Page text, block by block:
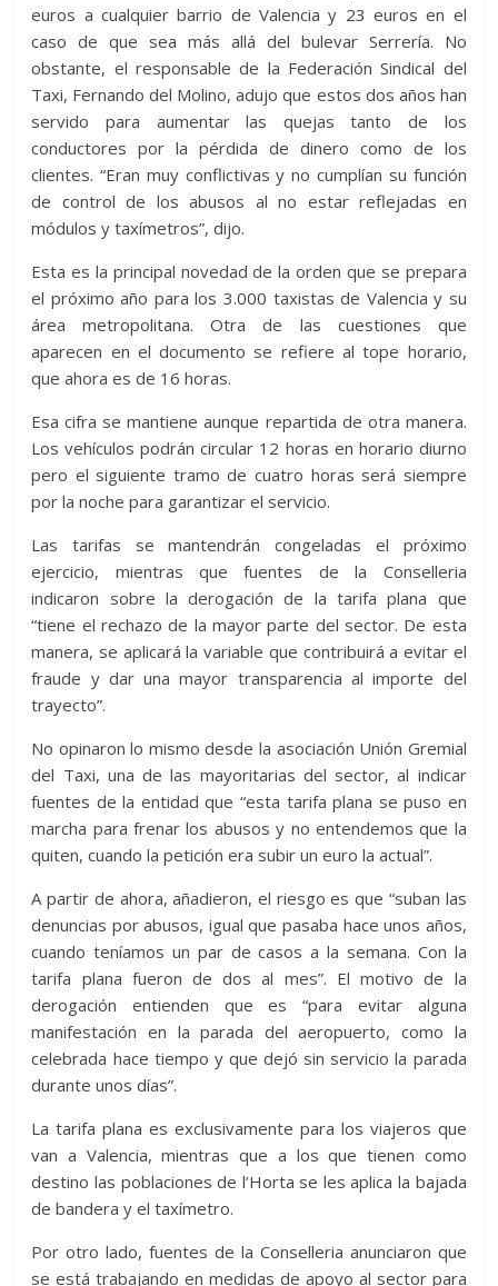
euros a cualquier barrio de Valencia y 23 euros en el
caso de que sea más allá del bulevar Serrería. No
obstante, el responsable de la Federación Sindical del
Taxi, Fernando del Molino, adujo que estos dos años han
servido para aumentar las quejas tanto de los
conductores por la pérdida de dinero como de los
clientes. “Eran muy conflictivas y no cumplían su función
de control de los abusos al no estar reflejadas en
módulos y taxímetros”, dijo.
Esta es la principal novedad de la orden que se prepara
el próximo año para los 3.000 taxistas de Valencia y su
área metropolitana. Otra de las cuestiones que
aparecen en el documento se refiere al tope horario,
que ahora es de 16 horas.
Esa cifra se mantiene aunque repartida de otra manera.
Los vehículos podrán circular 12 horas en horario diurno
pero el siguiente tramo de cuatro horas será siempre
por la noche para garantizar el servicio.
Las tarifas se mantendrán congeladas el próximo
ejercicio, mientras que fuentes de la Conselleria
indicaron sobre la derogación de la tarifa plana que
“tiene el rechazo de la mayor parte del sector. De esta
manera, se aplicará la variable que contribuirá a evitar el
fraude y dar una mayor transparencia al importe del
trayecto”.
No opinaron lo mismo desde la asociación Unión Gremial
del Taxi, una de las mayoritarias del sector, al indicar
fuentes de la entidad que “esta tarifa plana se puso en
marcha para frenar los abusos y no entendemos que la
quiten, cuando la petición era subir un euro la actual”.
A partir de ahora, añadieron, el riesgo es que “suban las
denuncias por abusos, igual que pasaba hace unos años,
cuando teníamos un par de casos a la semana. Con la
tarifa plana fueron de dos al mes”. El motivo de la
derogación entienden que es “para evitar alguna
manifestación en la parada del aeropuerto, como la
celebrada hace tiempo y que dejó sin servicio la parada
durante unos días”.
La tarifa plana es exclusivamente para los viajeros que
van a Valencia, mientras que a los que tienen como
destino las poblaciones de l’Horta se les aplica la bajada
de bandera y el taxímetro.
Por otro lado, fuentes de la Conselleria anunciaron que
se está trabajando en medidas de apoyo al sector para